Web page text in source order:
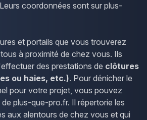
coordonnées sont sur plus-
et portails que vous trouverez
à proximité de chez vous. Ils
des prestations de clôtures
ou haies, etc.). Pour dénicher le
pour votre projet, vous pouvez
plus-que-pro.fr. Il répertorie les
aux alentours de chez vous et qui